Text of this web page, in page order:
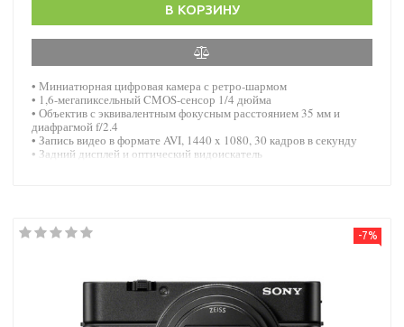
В КОРЗИНУ
• Миниатюрная цифровая камера с ретро-шармом
• 1,6-мегапиксельный CMOS-сенсор 1/4 дюйма
• Объектив с эквивалентным фокусным расстоянием 35 мм и
диафрагмой f/2.4
• Запись видео в формате AVI, 1440 x 1080, 30 кадров в секунду
• Задний дисплей и оптический видоискатель
-7%